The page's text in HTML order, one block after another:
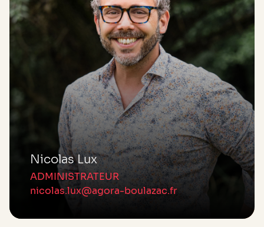
Nicolas Lux
ADMINISTRATEUR
nicolas.lux@agora-boulazac.fr